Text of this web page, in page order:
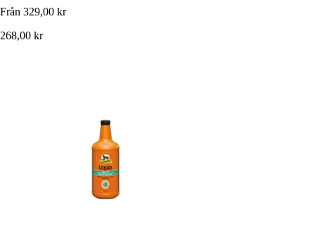
Från 329,00 kr
268,00 kr